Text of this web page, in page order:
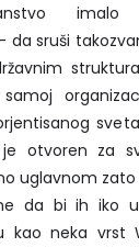
sruši
otvoren za
uglavnom
da bi ih iko
kao neka vrst